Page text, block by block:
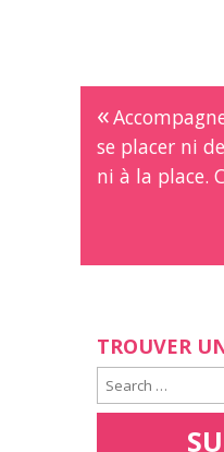
se placer ni
ni à la place.
TROUVER